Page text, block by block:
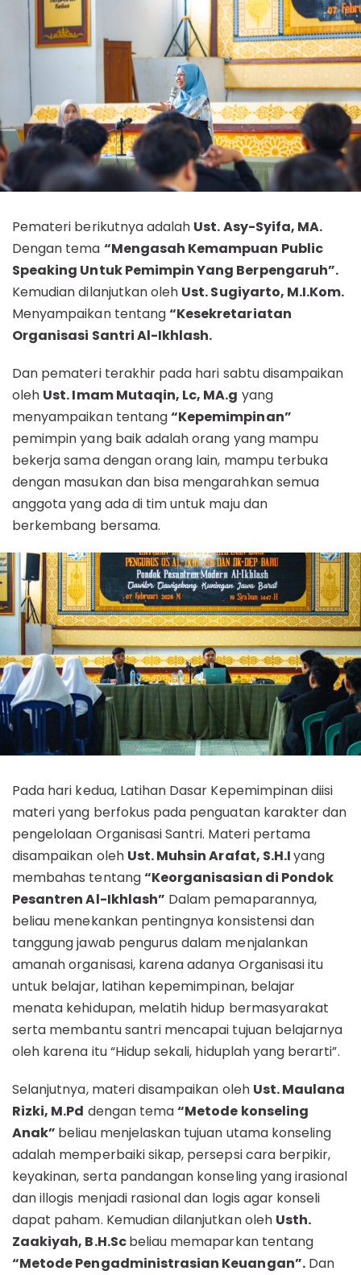
Pemateri berikutnya adalah Ust. Asy-Syifa, MA.
Dengan tema “Mengasah Kemampuan Public
Speaking Untuk Pemimpin Yang Berpengaruh”.
Kemudian dilanjutkan oleh Ust. Sugiyarto, M.I.Kom.
Menyampaikan tentang“Kesekretariatan
Organisasi Santri Al-Ikhlash.
Dan pemateri terakhir pada hari sabtu disampaikan
oleh Ust. Imam Mutaqin, Lc, MA.g yang
menyampaikan tentang“Kepemimpinan”
pemimpin yang baik adalah orang yang mampu
bekerja sama dengan orang lain, mampu terbuka
dengan masukan dan bisa mengarahkan semua
anggota yang ada di tim untuk maju dan
berkembang bersama.
Pada hari kedua, Latihan Dasar Kepemimpinan diisi
materi yang berfokus pada penguatan karakter dan
pengelolaan Organisasi Santri. Materi pertama
disampaikan oleh Ust. Muhsin Arafat, S.H.Iyang
membahas tentang“Keorganisasian di Pondok
Pesantren Al-Ikhlash” Dalam pemaparannya,
beliau menekankan pentingnya konsistensi dan
tanggung jawab pengurus dalam menjalankan
amanah organisasi, karena adanya Organisasi itu
untuk belajar, latihan kepemimpinan, belajar
menata kehidupan, melatih hidup bermasyarakat
serta membantu santri mencapai tujuan belajarnya
oleh karena itu “Hidup sekali, hiduplah yang berarti”.
Selanjutnya, materi disampaikan oleh Ust. Maulana
Rizki, M.Pd dengan tema“Metode konseling
Anak” beliau menjelaskan tujuan utama konseling
adalah memperbaiki sikap, persepsi cara berpikir,
keyakinan, serta pandangan konseling yang irasional
dan illogis menjadi rasional dan logis agar konseli
dapat paham. Kemudian dilanjutkan oleh Usth.
Zaakiyah, B.H.Scbeliau memaparkan tentang
“Metode Pengadministrasian Keuangan”.Dan